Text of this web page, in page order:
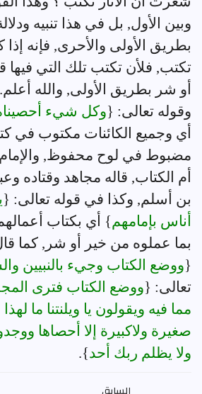
وبين الأول, بل في هذا تنبيه
بطريق الأولى والأحرى, فإنه إذا
تكتب, فلأن تكتب تلك التي فيها
أو شر بطريق الأولى, والله أعلم.
وقوله تعالى: {وكل شيء
أي وجميع الكائنات مكتوب في
مضبوط في لوح محفوظ, والإمام
أم الكتاب, قاله مجاهد وقتاده
بن أسلم, وكذا في قوله تعالى: {
أناس بإمامهم} أي بكتاب
بما عملوه من خير أو شر, كما
{ووضع الكتاب وجيء بالنبيين
تعالى: {ووضع الكتاب فترى
مما فيه ويقولون يا ويلنتنا ما لهذا
صغيرة ولاكبيرة إلا أحصاها
ولا يظلم ربك أحد}.